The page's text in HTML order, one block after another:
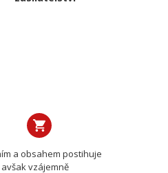
a obsahem postihuje
vzájemně